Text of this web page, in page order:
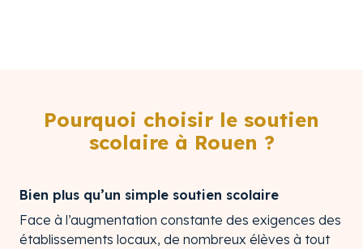
Pourquoi choisir le soutien
scolaire à Rouen ?
Bien plus qu’un simple soutien scolaire
Face à l’augmentation constante des exigences des
établissements locaux, de nombreux élèves à tout